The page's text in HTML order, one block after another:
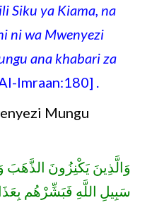
Siku ya Kiama, na
ni wa Mwenyezi
ana khabari za
Imraan:180] .
Mungu
وَالَّذِينَ يَكْنِزُونَ الذَّهَبَ
سَبِيلِ اللَّهِ فَبَشِّرْهُم